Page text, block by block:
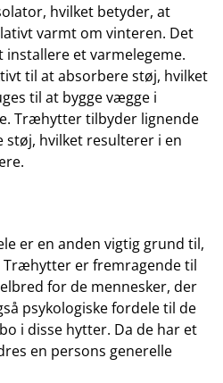
hvilket betyder, at
varmt om vinteren. Det
et varmelegeme.
til at absorbere støj, hvilket
til at bygge vægge i
Træhytter tilbyder lignende
hvilket resulterer i en
er en anden vigtig grund til,
er fremragende til
for de mennesker, der
psykologiske fordele til de
i disse hytter. Da de har et
en persons generelle